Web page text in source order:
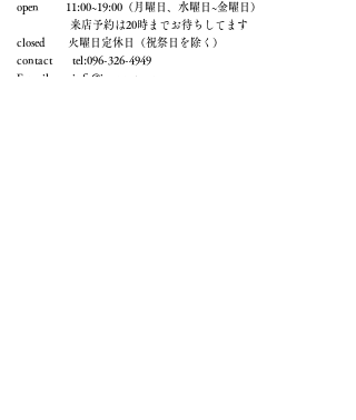
open 11:00~19:00（月曜日、水曜日~金曜日）
来店予約は20時までお待ちしてます
closed 火曜日定休日（祝祭日を除く）
contact tel:096-326-4949
E-mail info@j-sonnet.com